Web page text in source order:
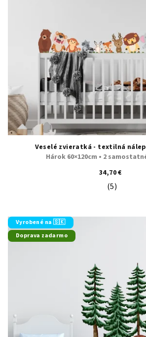
Veselé zvieratká - textilná
Hárok 60×120cm • 2
34,70 €
Priemerné
(5)
Vyrobené na 🇸🇰
Doprava zadarmo